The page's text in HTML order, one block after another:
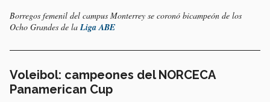
Borregos femenil del campus Monterrey se coronó bicampeón de los
Ocho Grandes de laLiga ABE
Voleibol: campeones del NORCECA
Panamerican Cup